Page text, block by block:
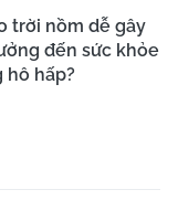
trời nồm dễ gây
đến sức khỏe
hô hấp?